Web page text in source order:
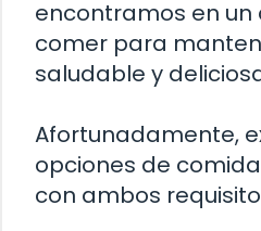
encontramos en
comer para
saludable y
Afortunadamente,
opciones de
con ambos